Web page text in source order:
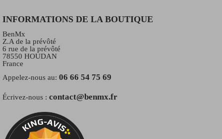
INFORMATIONS DE LA BOUTIQUE
BenMx
Z.A de la prévôté
6 rue de la prévôté
78550 HOUDAN
France
Appelez-nous au: 06 66 54 75 69
Écrivez-nous : contact@benmx.fr